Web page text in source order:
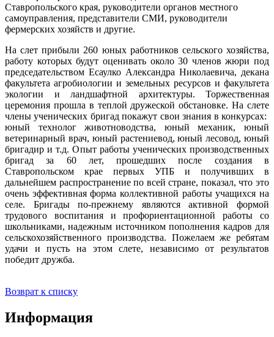
Ставропольского края, руководители органов местного
самоуправления, представители СМИ, руководители
фермерских хозяйств и другие.
На слет прибыли 260 юных работников сельского хозяйства,
работу которых будут оценивать около 30 членов жюри под
председательством Есаулко Александра Николаевича, декана
факультета агробиологии и земельных ресурсов и факультета
экологии и ландшафтной архитектуры. Торжественная
церемония прошла в теплой дружеской обстановке. На слете
члены ученических бригад покажут свои знания в конкурсах:
юный технолог животноводства, юный механик, юный
ветеринарный врач, юный растениевод, юный лесовод, юный
бригадир и т.д. Опыт работы ученических производственных
бригад за 60 лет, прошедших после создания в
Ставропольском крае первых УПБ и получивших в
дальнейшем распространение по всей стране, показал, что это
очень эффективная форма коллективной работы учащихся на
селе. Бригады по-прежнему являются активной формой
трудового воспитания и профориентационной работы со
школьниками, надежным источником пополнения кадров для
сельскохозяйственного производства. Пожелаем же ребятам
удачи и пусть на этом слете, независимо от результатов
победит дружба.
Возврат к списку
Информация